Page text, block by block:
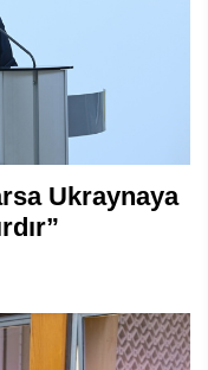
Ukraynaya